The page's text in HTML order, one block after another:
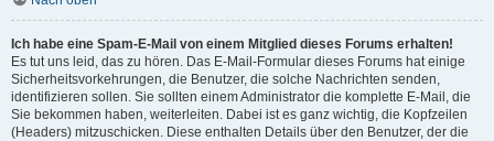
Ich habe eine Spam-E-Mail von einem Mitglied dieses Forums erhalten!
Es tut uns leid, das zu hören. Das E-Mail-Formular dieses Forums hat einige
Sicherheitsvorkehrungen, die Benutzer, die solche Nachrichten senden,
identifizieren sollen. Sie sollten einem Administrator die komplette E-Mail, die
Sie bekommen haben, weiterleiten. Dabei ist es ganz wichtig, die Kopfzeilen
(Headers) mitzuschicken. Diese enthalten Details über den Benutzer, der die